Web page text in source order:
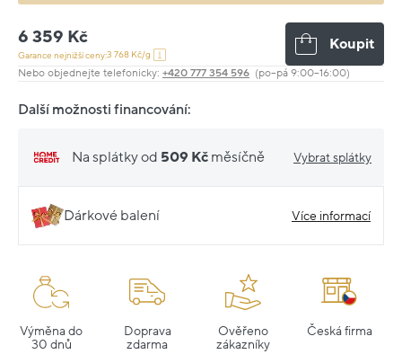
6 359 Kč
Garance nejnižší ceny:3 768 Kč/g
Koupit
Nebo objednejte telefonicky: +420 777 354 596 (po–pá 9:00–16:00)
Další možnosti financování:
Na splátky od 509 Kč měsíčně Vybrat splátky
Dárkové balení Více informací
Výměna do
30 dnů
Doprava
zdarma
Ověřeno
zákazníky
Česká firma